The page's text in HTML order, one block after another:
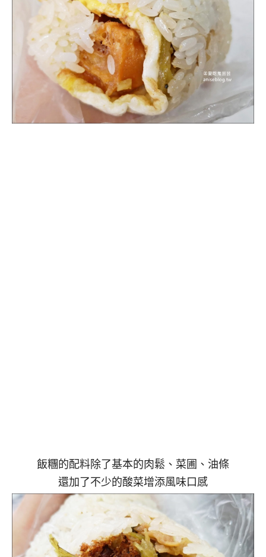
飯糰的配料除了基本的肉鬆、菜圃、油條
還加了不少的酸菜增添風味口感